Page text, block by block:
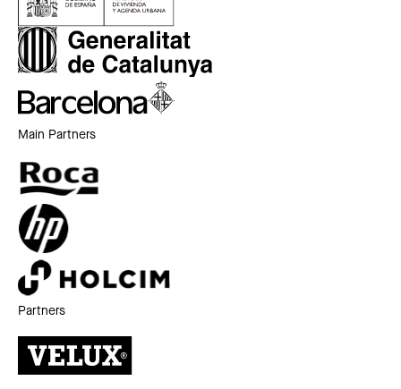
Main Partners
Partners